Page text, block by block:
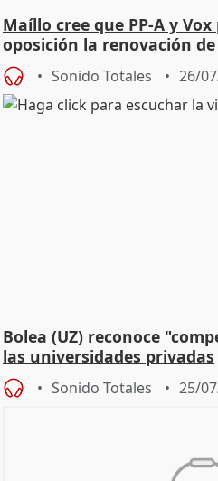
Maíllo cree que PP-A y
oposición la renovación
Defensor
Sonido Totales 26/
Bolea (UZ) reconoce
las universidades privadas
Sonido Totales 25/